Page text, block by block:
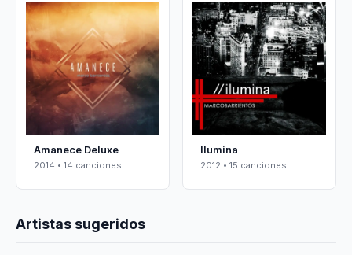
Amanece Deluxe
2014 • 14 canciones
Ilumina
2012 • 15 canciones
Artistas sugeridos